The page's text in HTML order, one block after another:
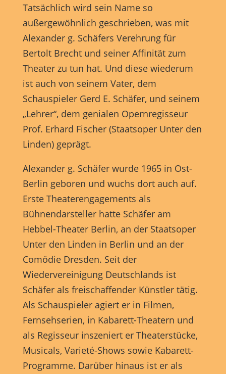
Tatsächlich wird sein Name so
außergewöhnlich geschrieben, was mit
Alexander g. Schäfers Verehrung für
Bertolt Brecht und seiner Affinität zum
Theater zu tun hat. Und diese wiederum
ist auch von seinem Vater, dem
Schauspieler Gerd E. Schäfer, und seinem
„Lehrer“, dem genialen Opernregisseur
Prof. Erhard Fischer (Staatsoper Unter den
Linden) geprägt.
Alexander g. Schäfer wurde 1965 in Ost-
Berlin geboren und wuchs dort auch auf.
Erste Theaterengagements als
Bühnendarsteller hatte Schäfer am
Hebbel-Theater Berlin, an der Staatsoper
Unter den Linden in Berlin und an der
Comödie Dresden. Seit der
Wiedervereinigung Deutschlands ist
Schäfer als freischaffender Künstler tätig.
Als Schauspieler agiert er in Filmen,
Fernsehserien, in Kabarett-Theatern und
als Regisseur inszeniert er Theaterstücke,
Musicals, Varieté-Shows sowie Kabarett-
Programme. Darüber hinaus ist er als
die Verwendung Ihrer Daten finden Sie in unserer
Datenschutzerklärung.
Hier finden Sie eine Übersicht über alle verwendeten Cookies.
Sie können Ihre Einwilligung zu ganzen Kategorien geben
oder sich weitere Informationen anzeigen lassen und so nur
bestimmte Cookies auswählen.
Alle akzeptieren Speichern
Nur essenzielle Cookies akzeptieren
Zurück
Datenschutzeinstellungen
Essenziell (1)
Essenzielle Cookies ermöglichen grundlegende Funktionen und sind für
die einwandfreie Funktion der Website erforderlich.
Marketing (1)
Marketing-Cookies werden von Drittanbietern oder Publishern
verwendet, um personalisierte Werbung anzuzeigen. Sie tun dies, indem
sie Besucher über Websites hinweg verfolgen.
Cookie-Informationen anzeigen
Externe Medien (7)
Inhalte von Videoplattformen und Social-Media-Plattformen werden
werden, bedarf der Zugriff auf diese Inhalte keiner manuellen
Einwilligung mehr.
Cookie-Informationen anzeigen